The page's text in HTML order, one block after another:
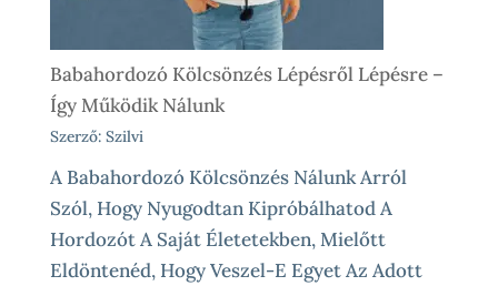
Babahordozó Kölcsönzés Lépésről Lépésre –
Így Működik Nálunk
Szerző: Szilvi
A Babahordozó Kölcsönzés Nálunk Arról
Szól, Hogy Nyugodtan Kipróbálhatod A
Hordozót A Saját Életetekben, Mielőtt
Eldöntenéd, Hogy Veszel-E Egyet Az Adott